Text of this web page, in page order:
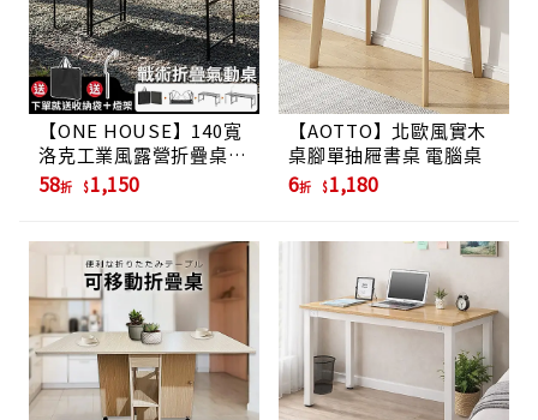
【ONE HOUSE】140寬
洛克工業風露營折疊桌
升級氣動桌_烤爐款/豪華
9件/ 黑色
58折 1,150
【AOTTO】北歐風實木
桌腳單抽屜書桌 電腦桌
6折 1,180